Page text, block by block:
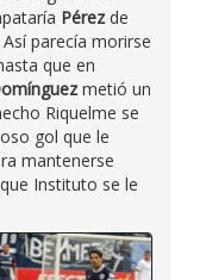
Pérez de
parecía morirse
que en
metió un
Riquelme se
gol que le
mantenerse
Instituto se le